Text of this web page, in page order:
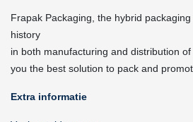
Frapak Packaging, the hybrid
history
in both manufacturing and distribution
you the best solution to pack and
Extra informatie